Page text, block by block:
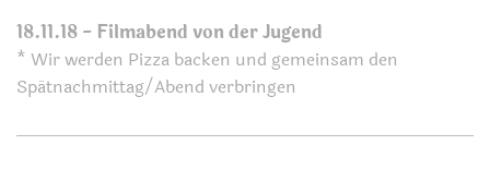
18.11.18 - Filmabend von der Jugend
* Wir werden Pizza backen und gemeinsam den
Spätnachmittag/Abend verbringen